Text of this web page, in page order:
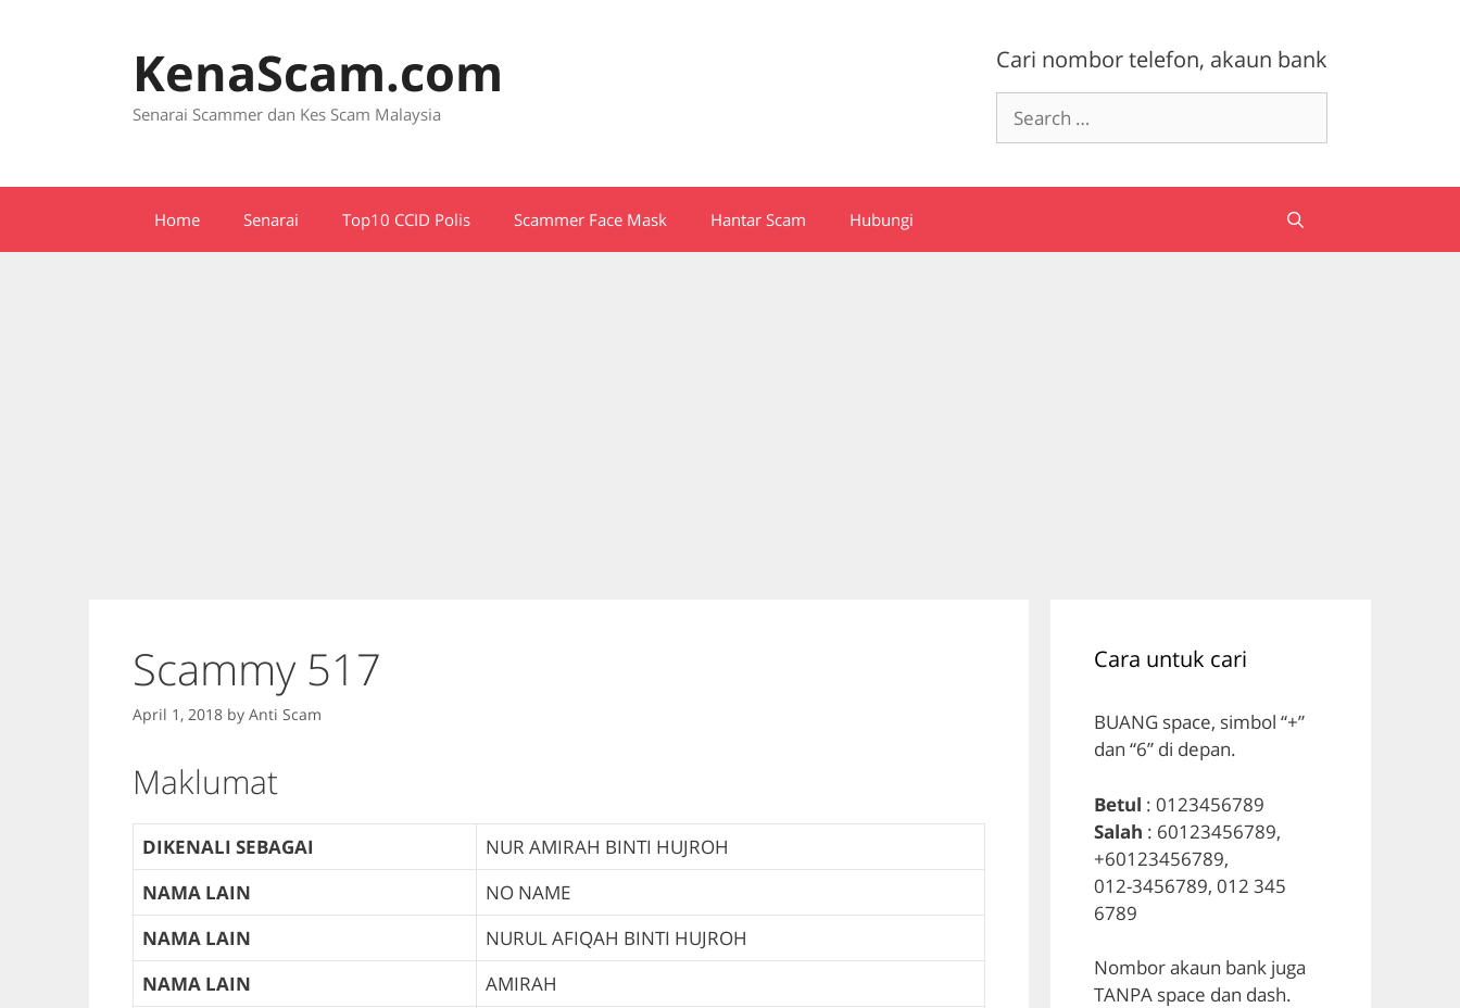
Cari nombor telefon, akaun bank
Search
for:
KenaScam.com
Senarai Scammer dan Kes Scam Malaysia
Home Senarai Top10 CCID Polis Scammer Face Mask Hantar Scam Hubungi
Scammy 517
April 1, 2018 by Anti Scam
Maklumat
DIKENALI SEBAGAI
NUR AMIRAH BINTI HUJROH
NAMA LAIN
NO NAME
NAMA LAIN
NURUL AFIQAH BINTI HUJROH
NAMA LAIN
AMIRAH
Cara untuk cari
BUANG space, simbol “+”
dan “6” di depan.
Betul : 0123456789
Salah : 60123456789,
+60123456789,
012-3456789, 012 345
6789
Nombor akaun bank juga
TANPA space dan dash.